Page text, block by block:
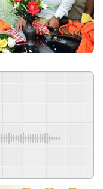
-:--